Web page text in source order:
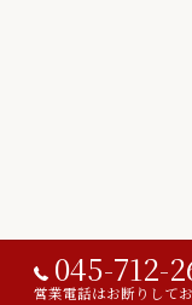
045-712-
営業電話はお断りして